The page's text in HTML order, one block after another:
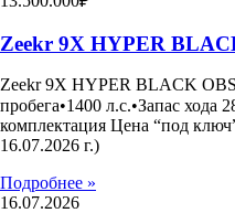
Zeekr 9X HYPER
Zeekr 9X HYPER BLACK
пробега•1400 л.с.•Запас хода
комплектация Цена “под
16.07.2026 г.)
Подробнее »
16.07.2026